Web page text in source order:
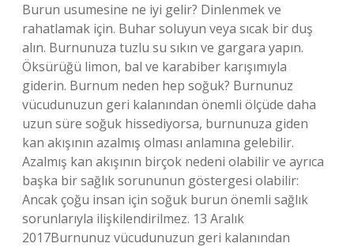
Burun usumesine ne iyi gelir? Dinlenmek ve
rahatlamak için. Buhar soluyun veya sıcak bir duş
alın. Burnunuza tuzlu su sıkın ve gargara yapın.
Öksürüğü limon, bal ve karabiber karışımıyla
giderin. Burnum neden hep soğuk? Burnunuz
vücudunuzun geri kalanından önemli ölçüde daha
uzun süre soğuk hissediyorsa, burnunuza giden
kan akışının azalmış olması anlamına gelebilir.
Azalmış kan akışının birçok nedeni olabilir ve ayrıca
başka bir sağlık sorununun göstergesi olabilir:
Ancak çoğu insan için soğuk burun önemli sağlık
sorunlarıyla ilişkilendirilmez. 13 Aralık
2017Burnunuz vücudunuzun geri kalanından